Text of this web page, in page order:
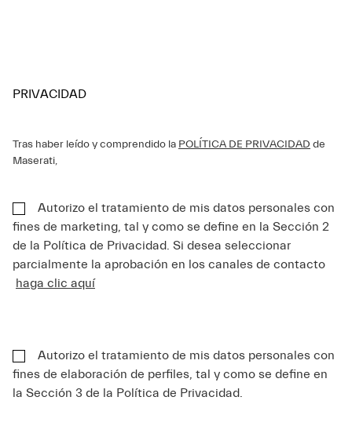
PRIVACIDAD
Tras haber leído y comprendido la POLÍTICA DE PRIVACIDAD de
Maserati,
Autorizo el tratamiento de mis datos personales con
fines de marketing, tal y como se define en la Sección 2
de la Política de Privacidad. Si desea seleccionar
parcialmente la aprobación en los canales de contacto
haga clic aquí
Autorizo el tratamiento de mis datos personales con
fines de elaboración de perfiles, tal y como se define en
la Sección 3 de la Política de Privacidad.